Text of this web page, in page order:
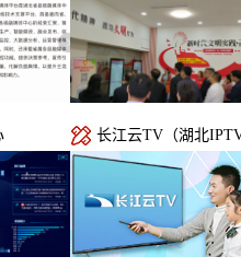
长江云TV（湖北